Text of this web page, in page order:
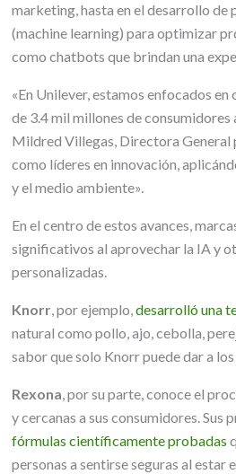
marketing, hasta en el desarrollo
(machine learning) para optimizar
como chatbots que brindan una
«En Unilever, estamos enfocados
de 3.4 mil millones de
Mildred Villegas, Directora General
como líderes en innovación,
y el medio ambiente».
En el centro de estos avances,
significativos al aprovechar la IA y
personalizadas.
Knorr, por ejemplo,desarrolló una
natural como pollo, ajo, cebolla,
sabor que solo Knorr puede dar a
Rexona, por su parte, conoce el
y cercanas a sus consumidores.
fórmulas científicamente probadas
personas a sentirse seguras al estar